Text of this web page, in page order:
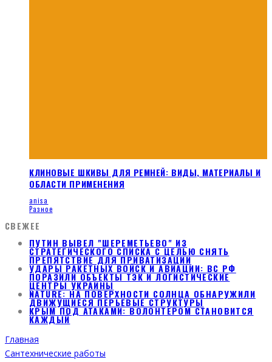
КЛИНОВЫЕ ШКИВЫ ДЛЯ РЕМНЕЙ: ВИДЫ, МАТЕРИАЛЫ И
ОБЛАСТИ ПРИМЕНЕНИЯ
anisa
Разное
СВЕЖЕЕ
ПУТИН ВЫВЕЛ "ШЕРЕМЕТЬЕВО" ИЗ
СТРАТЕГИЧЕСКОГО СПИСКА С ЦЕЛЬЮ СНЯТЬ
ПРЕПЯТСТВИЕ ДЛЯ ПРИВАТИЗАЦИИ
УДАРЫ РАКЕТНЫХ ВОЙСК И АВИАЦИИ: ВС РФ
ПОРАЗИЛИ ОБЪЕКТЫ ТЭК И ЛОГИСТИЧЕСКИЕ
ЦЕНТРЫ УКРАИНЫ
NATURE: НА ПОВЕРХНОСТИ СОЛНЦА ОБНАРУЖИЛИ
ДВИЖУЩИЕСЯ ПЕРЬЕВЫЕ СТРУКТУРЫ
КРЫМ ПОД АТАКАМИ: ВОЛОНТЕРОМ СТАНОВИТСЯ
КАЖДЫЙ
Главная
Сантехнические работы